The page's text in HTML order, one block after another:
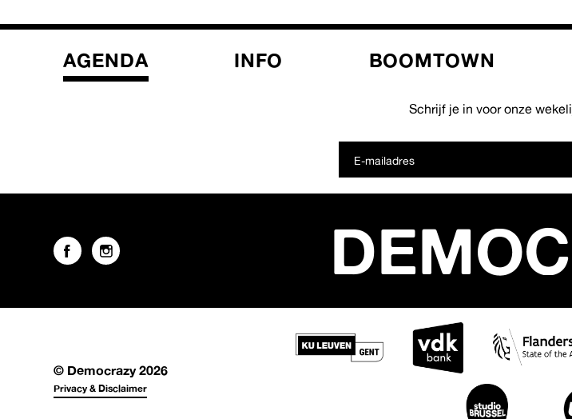
AGENDA INFO BOOMTOWN
Schrijf je in voor onze
© Democrazy 2026
Privacy & Disclaimer